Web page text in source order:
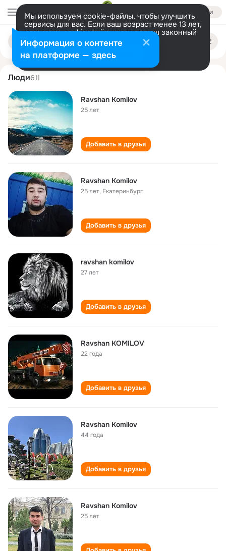
Войти
Мы используем cookie-файлы, чтобы улучшить
сервисы для вас. Если ваш возраст менее 13 лет,
настроить cookie-файлы должен ваш законный
представитель. Больше информации
Разрешить все Настроить
Поиск
людям
ravshan komilov
Люди611
Ravshan Komilov
25 лет
Добавить в друзья
Ravshan Komilov
25 лет, Екатеринбург
Добавить в друзья
ravshan komilov
27 лет
Добавить в друзья
Ravshan KOMILOV
22 года
Добавить в друзья
Ravshan Komilov
44 года
Добавить в друзья
Ravshan Komilov
25 лет
Информация о контенте
на платформе — здесь